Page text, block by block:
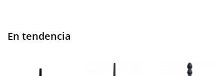
En tendencia